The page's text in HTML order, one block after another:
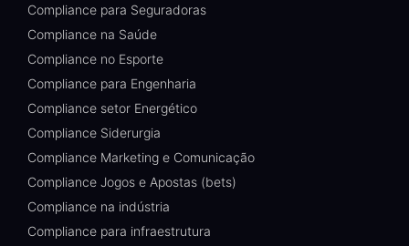
Compliance para Seguradoras
Compliance na Saúde
Compliance no Esporte
Compliance para Engenharia
Compliance setor Energético
Compliance Siderurgia
Compliance Marketing e Comunicação
Compliance Jogos e Apostas (bets)
Compliance na indústria
Compliance para infraestrutura